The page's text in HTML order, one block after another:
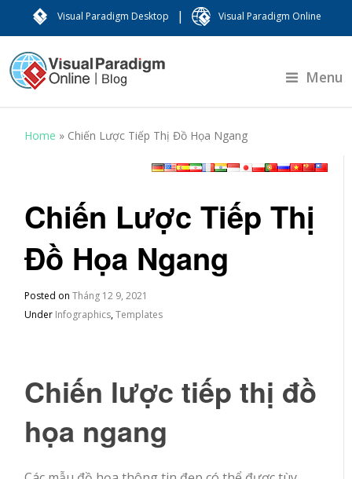
Visual Paradigm Desktop | Visual Paradigm Online
Menu
Home » Chiến Lược Tiếp Thị Đồ Họa Ngang
Chiến Lược Tiếp Thị
Đồ Họa Ngang
Posted onTháng 12 9, 2021
Under Infographics,Templates
Chiến lược tiếp thị đồ
họa ngang